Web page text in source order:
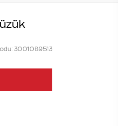
3001089513